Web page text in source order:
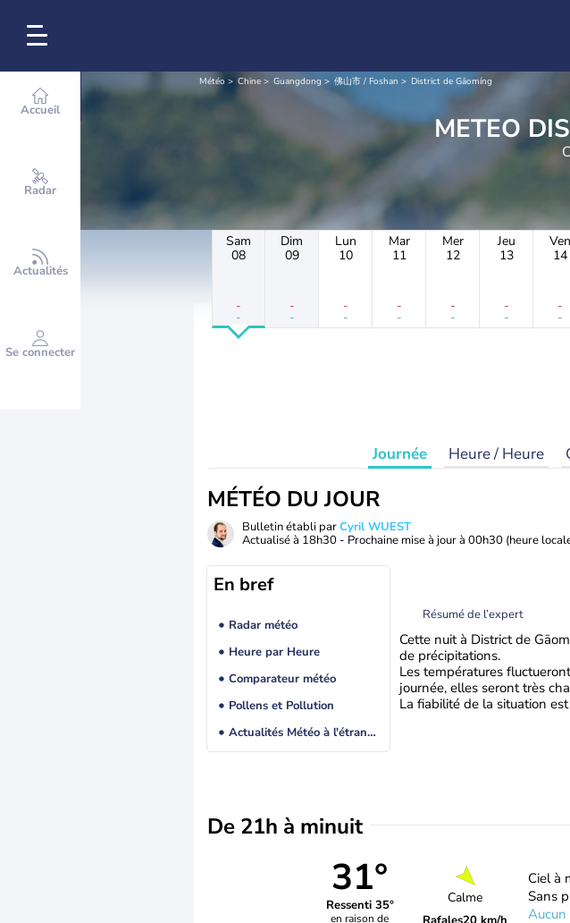
Accueil
Radar
Actualités
Se connecter
Météo Chine Guangdong 佛山市 / Foshan District de Gāomíng
Sam
08
-
-
Dim
09
-
-
Lun
10
-
-
Mar
11
-
-
Mer
12
-
-
Jeu
13
-
-
Ven
14
-
-
Journée Heure / Heure
MÉTÉO DU JOUR
Bulletin établi parCyril WUEST
Actualisé à 18h30 - Prochaine mise à jour à 00h30 (heure
En bref
Radar météo
Heure par Heure
Comparateur météo
Pollens et Pollution
Actualités Météo à l'étranger
Résumé de l’expert
Cette nuit à District de
de précipitations.
Les températures
journée, elles seront très
La fiabilité de la situation
De 21h à minuit
31°
Ressenti 35°
en raison de
Calme
Ciel à
Sans
Aucun